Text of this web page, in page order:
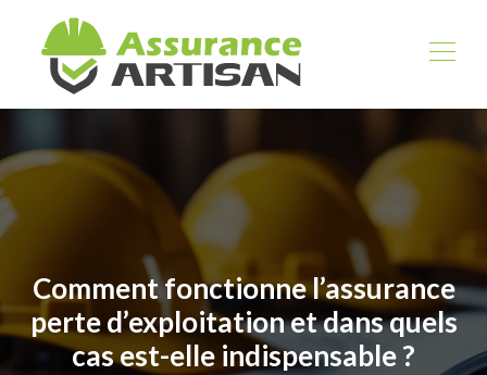
Comment fonctionne l’assurance
perte d’exploitation et dans quels
cas est-elle indispensable ?